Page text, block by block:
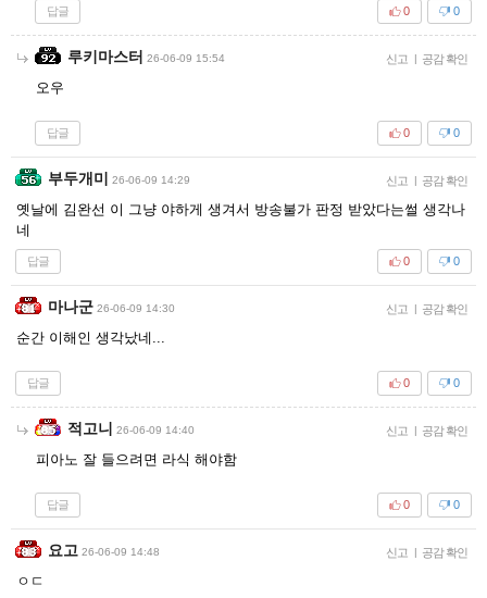
답글 0
0
루키마스터 26-06-09 15:54 신고 | 공감 확인
오우
답글 0
0
부두개미 26-06-09 14:29 신고 | 공감 확인
옛날에 김완선 이 그냥 야하게 생겨서 방송불가 판정 받았다는썰 생각나
네
답글 0
0
마나군 26-06-09 14:30 신고 | 공감 확인
순간 이해인 생각났네...
답글 0
0
적고니 26-06-09 14:40 신고 | 공감 확인
피아노 잘 들으려면 라식 해야함
답글 0
0
요고 26-06-09 14:48 신고 | 공감 확인
ㅇㄷ